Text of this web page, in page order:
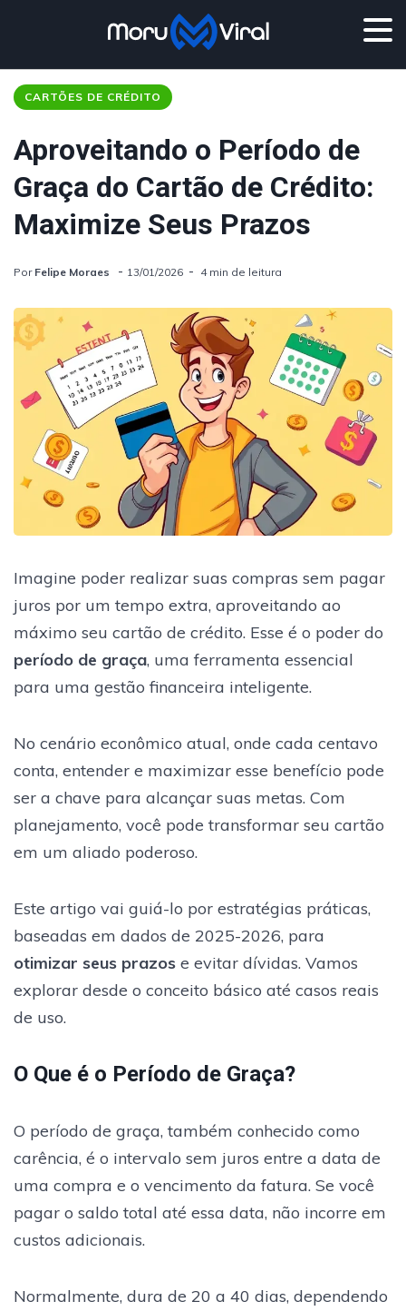
CARTÕES DE CRÉDITO
Aproveitando o Período de
Graça do Cartão de Crédito:
Maximize Seus Prazos
Por Felipe Moraes 13/01/2026 4 min de leitura
Imagine poder realizar suas compras sem pagar
juros por um tempo extra, aproveitando ao
máximo seu cartão de crédito. Esse é o poder do
período de graça, uma ferramenta essencial
para uma gestão financeira inteligente.
No cenário econômico atual, onde cada centavo
conta, entender e maximizar esse benefício pode
ser a chave para alcançar suas metas. Com
planejamento, você pode transformar seu cartão
em um aliado poderoso.
Este artigo vai guiá-lo por estratégias práticas,
baseadas em dados de 2025-2026, para
otimizar seus prazos e evitar dívidas. Vamos
explorar desde o conceito básico até casos reais
de uso.
O Que é o Período de Graça?
O período de graça, também conhecido como
carência, é o intervalo sem juros entre a data de
uma compra e o vencimento da fatura. Se você
pagar o saldo total até essa data, não incorre em
custos adicionais.
Normalmente, dura de 20 a 40 dias, dependendo